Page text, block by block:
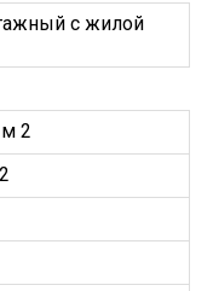
с жилой
2